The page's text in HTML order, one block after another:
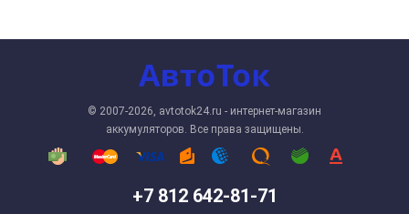
+7 812 642-81-71
© 2007-2026, avtotok24.ru - интернет-магазин
аккумуляторов. Все права защищены.